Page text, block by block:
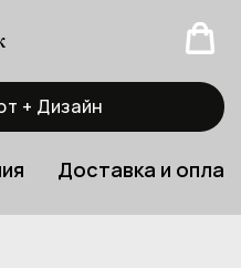
+ Дизайн
Доставка и